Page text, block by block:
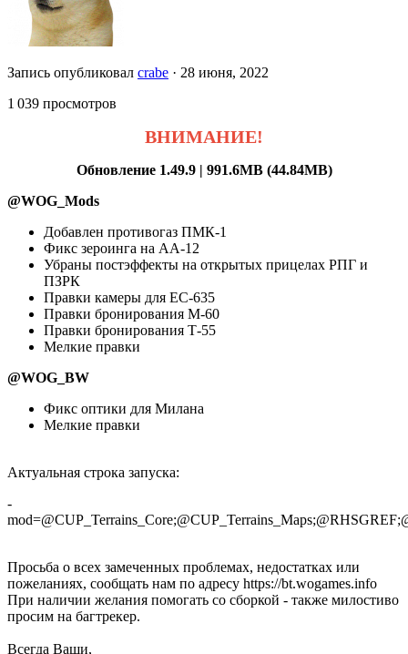
Запись опубликовал crabe · 28 июня, 2022
1 039 просмотров
ВНИМАНИЕ!
Обновление 1.49.9 | 991.6MB (44.84MB)
@WOG_Mods
Добавлен противогаз ПМК-1
Фикс зероинга на АА-12
Убраны постэффекты на открытых прицелах РПГ и
ПЗРК
Правки камеры для EC-635
Правки бронирования M-60
Правки бронирования Т-55
Мелкие правки
@WOG_BW
Фикс оптики для Милана
Мелкие правки
Актуальная строка запуска:
-
Просьба о всех замеченных проблемах, недостатках или
пожеланиях, сообщать нам по адресу https://bt.wogames.info
При наличии желания помогать со сборкой - также милостиво
просим на багтрекер.
Всегда Ваши,